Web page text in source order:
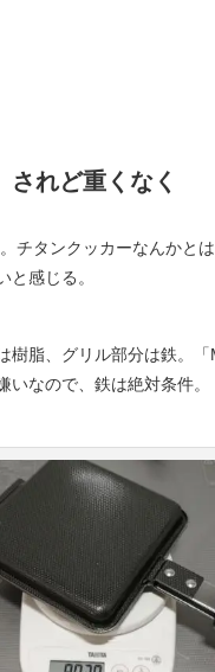
されど重くなく
チタンクッカーなんかと
と感じる。
樹脂、グリル部分は鉄。「
いなので、鉄は絶対条件。